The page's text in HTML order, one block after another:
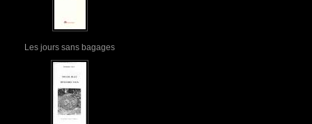
Les jours sans bagages